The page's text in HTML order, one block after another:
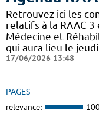
Retrouvez ici les
relatifs à la RAAC
Médecine et
qui aura lieu le
17/06/2026 13:48
PAGES
relevance: